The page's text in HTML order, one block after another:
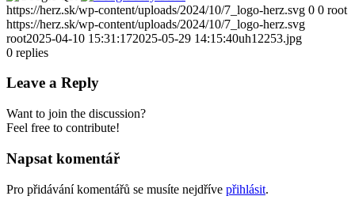
https://herz.sk/wp-content/uploads/2024/10/7_logo-herz.svg 0 0 root
https://herz.sk/wp-content/uploads/2024/10/7_logo-herz.svg
root2025-04-10 15:31:172025-05-29 14:15:40uh12253.jpg
0 replies
Leave a Reply
Want to join the discussion?
Feel free to contribute!
Napsat komentář
Pro přidávání komentářů se musíte nejdříve přihlásit.